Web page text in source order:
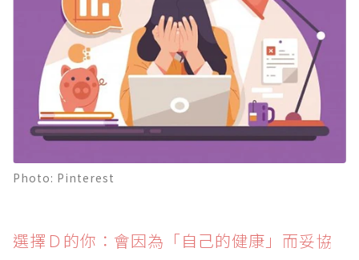
Photo: Pinterest
選擇Ｄ的你：會因為「自己的健康」而妥協